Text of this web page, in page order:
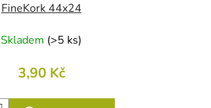
FineKork 44x24
Skladem (>5 ks)
3,90 Kč